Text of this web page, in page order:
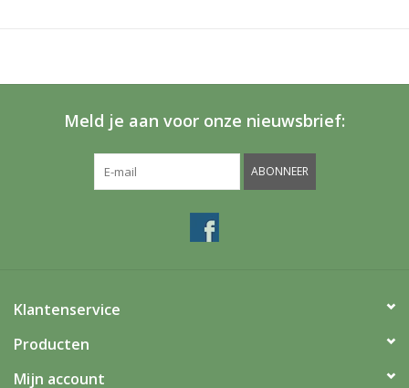
Meld je aan voor onze nieuwsbrief:
ABONNEER
Klantenservice
Producten
Mijn account